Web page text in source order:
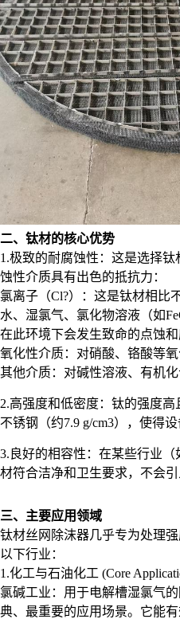
二、钛材的核心优势
1.极致的耐腐蚀性：这是选择
蚀性介质具有出色的抵抗力：
氯离子（Cl?）：这是钛材相比
水、湿氯气、氯化物溶液（如
在此环境下会发生致命的点蚀和
氧化性介质：对硝酸、铬酸等
其他介质：对碱性溶液、有机化
2.高强度和低密度：钛的强度高
不锈钢（约7.9 g/cm3），使得
3.良好的相容性：在某些行业
材符合洁净和卫生要求，不会引
三、主要应用领域
钛材丝网除沫器几乎专为处理
以下行业：
1.化工与石油化工 (Core
氯碱工业：用于电解槽湿氯气
典、最重要的应用场景。它能